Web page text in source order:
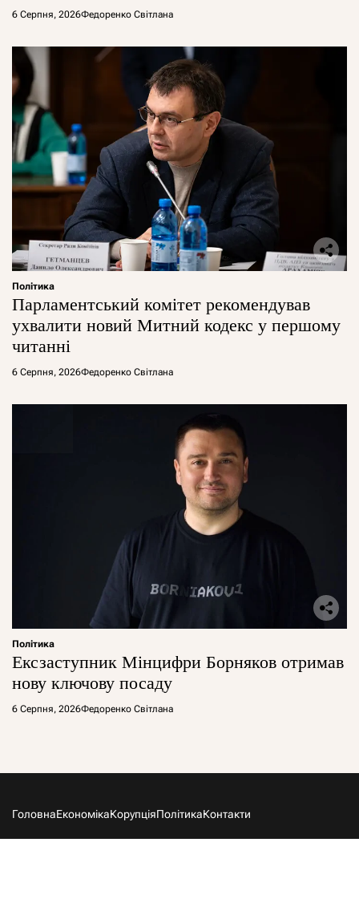
6 Серпня, 2026Федоренко Світлана
Політика
Парламентський комітет рекомендував
ухвалити новий Митний кодекс у першому
читанні
6 Серпня, 2026Федоренко Світлана
Політика
Ексзаступник Мінцифри Борняков отримав
нову ключову посаду
6 Серпня, 2026Федоренко Світлана
ГоловнаЕкономікаКорупціяПолітикаКонтакти